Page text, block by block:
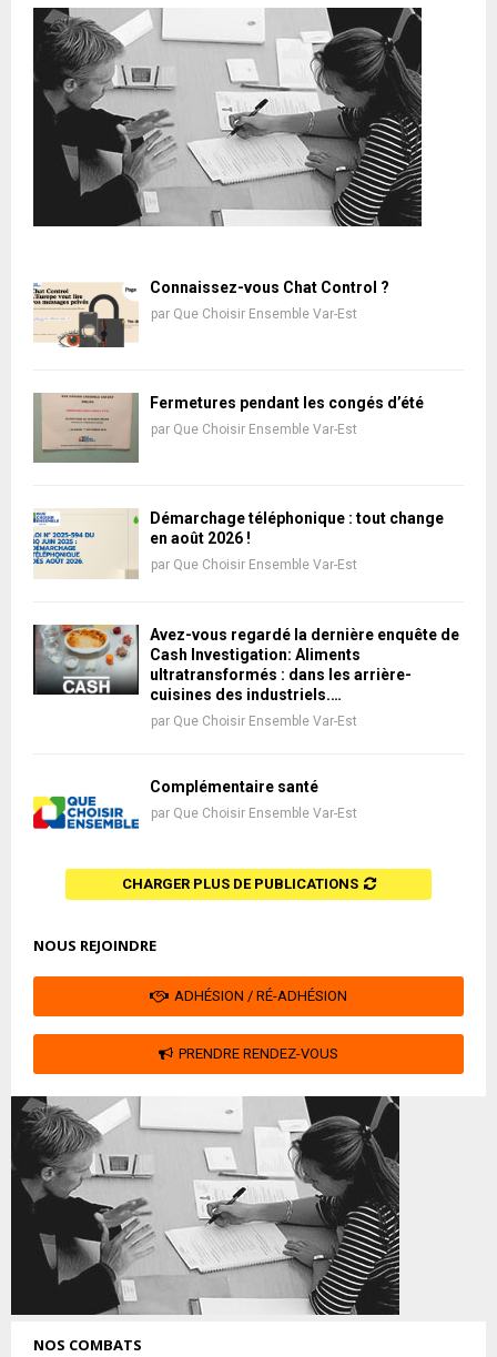
Connaissez-vous Chat Control ?
par Que Choisir Ensemble Var-Est
Fermetures pendant les congés d’été
par Que Choisir Ensemble Var-Est
Démarchage téléphonique : tout change
en août 2026 !
par Que Choisir Ensemble Var-Est
Avez-vous regardé la dernière enquête de
Cash Investigation: Aliments
ultratransformés : dans les arrière-
cuisines des industriels.…
par Que Choisir Ensemble Var-Est
Complémentaire santé
par Que Choisir Ensemble Var-Est
CHARGER PLUS DE PUBLICATIONS
NOUS REJOINDRE
ADHÉSION / RÉ-ADHÉSION
PRENDRE RENDEZ-VOUS
NOS COMBATS